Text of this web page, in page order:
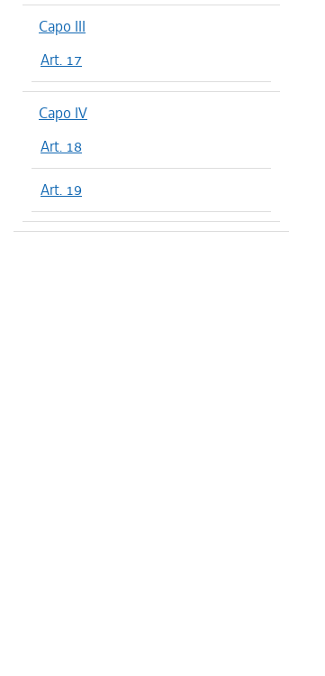
Capo III
Art. 17
Capo IV
Art. 18
Art. 19